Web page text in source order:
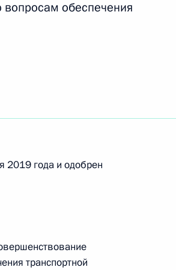
жителям Иркутской
«Уральских авиалиний»
обеспечения
2019 года и одобрен
транспортной